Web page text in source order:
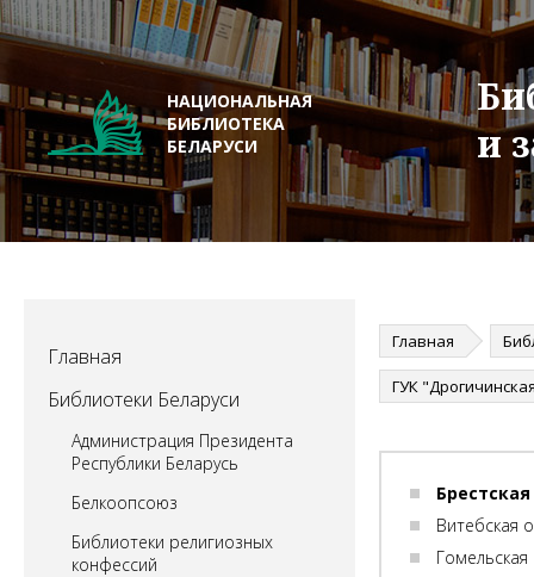
НАЦИОНАЛЬНАЯ
БИБЛИОТЕКА
БЕЛАРУСИ
и
Главная
Библиотеки Беларуси
Администрация Президента
Республики Беларусь
Белкоопсоюз
Библиотеки религиозных
конфессий
Главная
Витебская